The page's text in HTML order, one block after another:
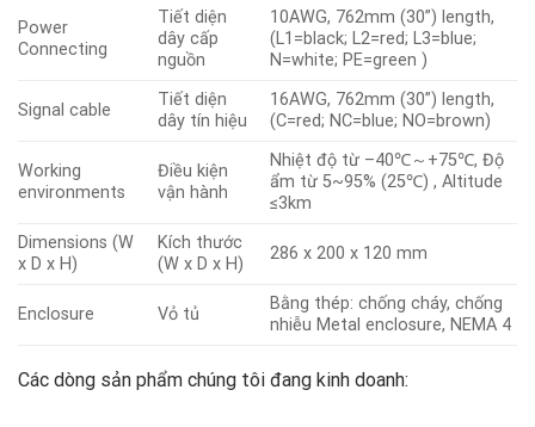
Power
Connecting
Tiết diện
dây cấp
nguồn
10AWG, 762mm (30”) length,
(L1=black; L2=red; L3=blue;
N=white; PE=green )
Signal cable
Tiết diện
dây tín hiệu
16AWG, 762mm (30”) length,
(C=red; NC=blue; NO=brown)
Working
environments
Điều kiện
vận hành
Nhiệt độ từ –40℃～+75℃, Độ
ẩm từ 5~95% (25℃) , Altitude
≤3km
Dimensions (W
x D x H)
Kích thước
(W x D x H)
286 x 200 x 120 mm
Enclosure Vỏ tủ
Bằng thép: chống cháy, chống
nhiễu Metal enclosure, NEMA 4
Các dòng sản phẩm chúng tôi đang kinh doanh: